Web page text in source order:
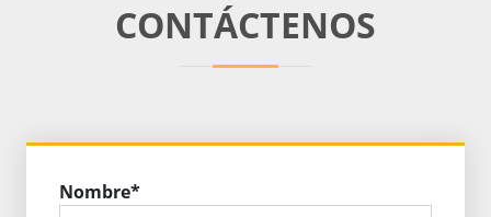
CONTÁCTENOS
Nombre*